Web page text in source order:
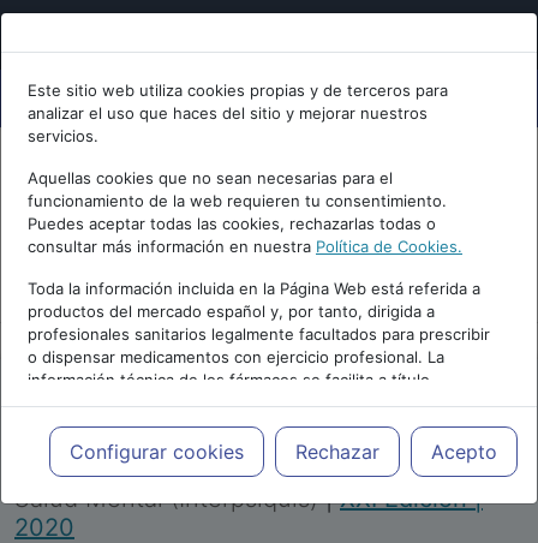
Este sitio web utiliza cookies propias y de terceros para
analizar el uso que haces del sitio y mejorar nuestros
servicios.
Aquellas cookies que no sean necesarias para el
funcionamiento de la web requieren tu consentimiento.
Puedes aceptar todas las cookies, rechazarlas todas o
consultar más información en nuestra Política de Cookies.
Toda la información incluida en la Página Web está referida a
productos del mercado español y, por tanto, dirigida a
profesionales sanitarios legalmente facultados para prescribir
o dispensar medicamentos con ejercicio profesional. La
información técnica de los fármacos se facilita a título
meramente informativo, siendo responsabilidad de los
profesionales facultados prescribir medicamentos y decidir, en
cada caso concreto, el tratamiento más adecuado a las
necesidades del paciente.
Configurar cookies Rechazar Acepto
Repositorio de Artículos |Congreso Virtual
Internacional de Psiquiatría, Psicología y
Salud Mental (Interpsiquis)|XXI Edición |
2020